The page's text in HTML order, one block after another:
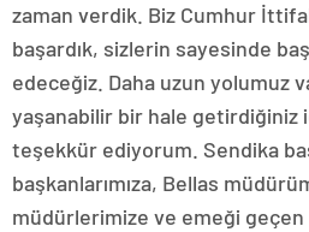
zaman verdik. Biz Cumhur
başardık, sizlerin sayesinde
edeceğiz. Daha uzun yolumuz
yaşanabilir bir hale getirdiğiniz
teşekkür ediyorum. Sendika
başkanlarımıza, Bellas
müdürlerimize ve emeği